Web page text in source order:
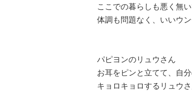
ここでの暮らしも悪く無
体調も問題なく、いいウ
パピヨンのリュウさん
お耳をピンと立てて、自
キョロキョロするリュウさ